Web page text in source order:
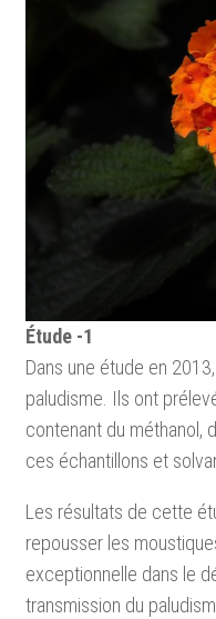
Étude -1
Dans une étude en
paludisme. Ils ont
contenant du méthanol,
ces échantillons et
Les résultats de cette
repousser les
exceptionnelle dans le
transmission du